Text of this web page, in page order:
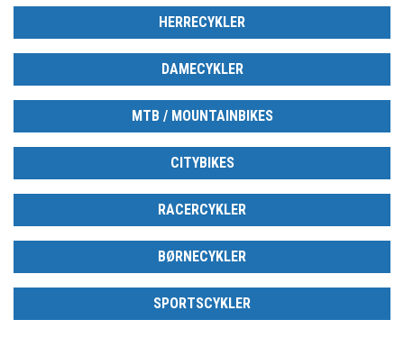
HERRECYKLER
DAMECYKLER
MTB / MOUNTAINBIKES
CITYBIKES
RACERCYKLER
BØRNECYKLER
SPORTSCYKLER